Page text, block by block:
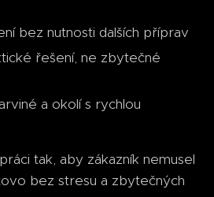
bez nutnosti dalších příprav
řešení, ne zbytečné
a okolí s rychlou
tak, aby zákazník nemusel
bez stresu a zbytečných